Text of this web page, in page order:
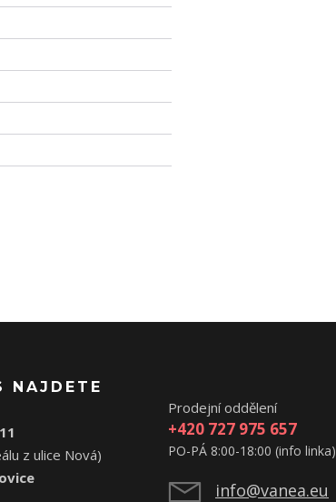
NAJDETE
z ulice Nová)
Prodejní oddělení
+420 727 975 657
PO-PÁ 8:00-18:00 (info linka)
info@vanea.eu